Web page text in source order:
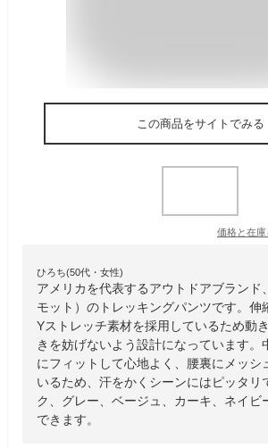
この商品をサイトでみる
価格と在庫
ひろち(50代・女性)
アメリカを代表するアウトドアブランド
モット）のトレッキングパンツです。伸
Yストレッチ素材を採用しているため動
きを妨げないよう設計になっています。
にフィットして心地よく、腰裏にメッシ
いるため、汗をかくシーンにはピッタリ
ク、グレー、ベージュ、カーキ、ネイビ
できます。